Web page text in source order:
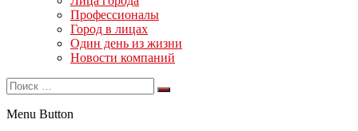
Профессионалы
Город в лицах
Один день из жизни
Новости компаний
Menu Button